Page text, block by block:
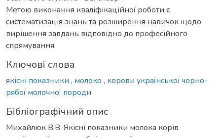
Метою виконання кваліфікаційної роботи є
систематизація знань та розширення навичок щодо
вирішення завдань відповідно до професійного
спрямування.
Ключові слова
якісні показники , молоко , корови української чорно-
рябої молочної породи
Бібліографічний опис
Михайлюк В.В. Якісні показники молока корів